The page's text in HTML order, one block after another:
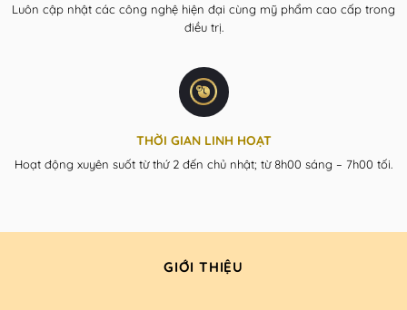
Luôn cập nhật các công nghệ hiện đại cùng mỹ phẩm cao cấp trong
điều trị.
THỜI GIAN LINH HOẠT
Hoạt động xuyên suốt từ thứ 2 đến chủ nhật; từ 8h00 sáng – 7h00 tối.
GIỚI THIỆU